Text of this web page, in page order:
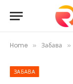
Home » Забава »
ЗАБАВА